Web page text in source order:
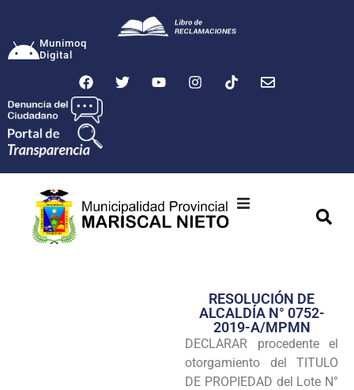
Munimoq
Digital
Transparencia
Seguridad
Programas
RESOLUCIÓN DE
ALCALDÍA N° 0752-
2019-A/MPMN
DECLARAR procedente el
otorgamiento del TITULO
DE PROPIEDAD del Lote N°